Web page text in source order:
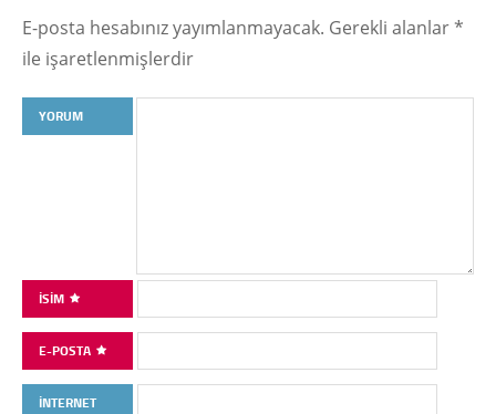
E-posta hesabınız yayımlanmayacak. Gerekli alanlar*
ile işaretlenmişlerdir
YORUM
İSIM
E-POSTA
İNTERNET